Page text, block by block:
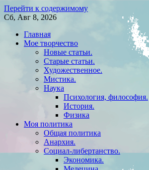
Перейти к содержимому
Сб, Авг 8, 2026
Главная
Мое творчество
Новые статьи.
Старые статьи.
Художественное.
Мистика.
Наука
Психология, философия.
История.
Физика
Моя политика
Общая политика
Анархия.
Социал-либертанство.
Экономика.